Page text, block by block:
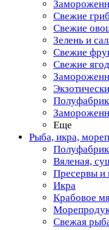
Свежие
Свежие
Зелень и
Свежие
Свежие
Еще
Рыба, икра,
Вяленая,
Пресервы и
Икра
Крабовое
Свежая